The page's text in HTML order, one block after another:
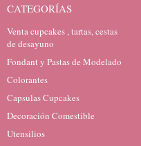
CATEGORÍAS
Venta cupcakes , tartas, cestas
de desayuno
Fondant y Pastas de Modelado
Colorantes
Capsulas Cupcakes
Decoración Comestible
Utensilios